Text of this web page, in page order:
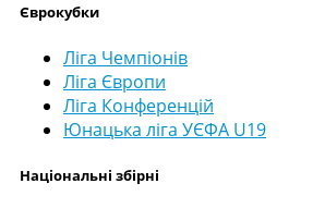
Єврокубки
Ліга Чемпіонів
Ліга Європи
Ліга Конференцій
Юнацька ліга УЄФА U19
Національні збірні